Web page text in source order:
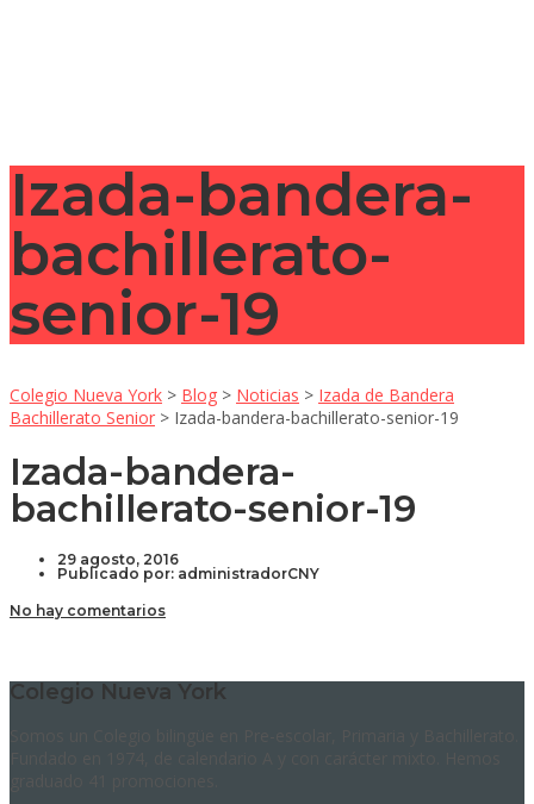
Izada-bandera-
bachillerato-
senior-19
Colegio Nueva York > Blog > Noticias > Izada de Bandera
Bachillerato Senior > Izada-bandera-bachillerato-senior-19
Izada-bandera-
bachillerato-senior-19
29 agosto, 2016
Publicado por: administradorCNY
No hay comentarios
Colegio Nueva York